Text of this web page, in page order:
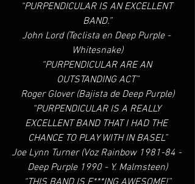
“PURPENDICULAR IS AN EXCELLENT
BAND.”
John Lord (Teclista en Deep Purple -
Whitesnake)
“PURPENDICULAR ARE AN
OUTSTANDING ACT”
Roger Glover (Bajista de Deep Purple)
“PURPENDICULAR IS A REALLY
EXCELLENT BAND THAT I HAD THE
CHANCE TO PLAY WITH IN BASEL”
Joe Lynn Turner (Voz Rainbow 1981-84 -
Deep Purple 1990 - Y. Malmsteen)